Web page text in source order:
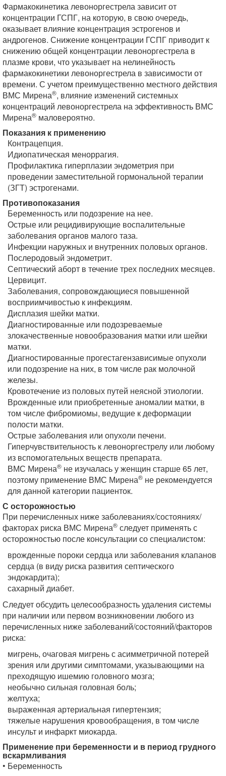
Фармакокинетика левоноргестрела зависит от
концентрации ГСПГ, на которую, в свою очередь,
оказывает влияние концентрация эстрогенов и
андрогенов. Снижение концентрации ГСПГ приводит к
снижению общей концентрации левоноргестрела в
плазме крови, что указывает на нелинейность
фармакокинетики левоноргестрела в зависимости от
времени. С учетом преимущественно местного действия
ВМС Мирена®, влияние изменений системных
концентраций левоноргестрела на эффективность ВМС
Мирена® маловероятно.
Показания к применению
Контрацепция.
Идиопатическая меноррагия.
Профилактика гиперплазии эндометрия при
проведении заместительной гормональной терапии
(ЗГТ) эстрогенами.
Противопоказания
Беременность или подозрение на нее.
Острые или рецидивирующие воспалительные
заболевания органов малого таза.
Инфекции наружных и внутренних половых органов.
Послеродовый эндометрит.
Септический аборт в течение трех последних месяцев.
Цервицит.
Заболевания, сопровождающиеся повышенной
восприимчивостью к инфекциям.
Дисплазия шейки матки.
Диагностированные или подозреваемые
злокачественные новообразования матки или шейки
матки.
Диагностированные прогестагензависимые опухоли
или подозрение на них, в том числе рак молочной
железы.
Кровотечение из половых путей неясной этиологии.
Врожденные или приобретенные аномалии матки, в
том числе фибромиомы, ведущие к деформации
полости матки.
Острые заболевания или опухоли печени.
Гиперчувствительность к левоноргестрелу или любому
из вспомогательных веществ препарата.
ВМС Мирена® не изучалась у женщин старше 65 лет,
поэтому применение ВМС Мирена® не рекомендуется
для данной категории пациенток.
С осторожностью
При перечисленных ниже заболеваниях/состояниях/
факторах риска ВМС Мирена® следует применять с
осторожностью после консультации со специалистом:
врожденные пороки сердца или заболевания клапанов
сердца (в виду риска развития септического
эндокардита);
сахарный диабет.
Следует обсудить целесообразность удаления системы
при наличии или первом возникновении любого из
перечисленных ниже заболеваний/состояний/факторов
риска:
мигрень, очаговая мигрень с асимметричной потерей
зрения или другими симптомами, указывающими на
преходящую ишемию головного мозга;
необычно сильная головная боль;
желтуха;
выраженная артериальная гипертензия;
тяжелые нарушения кровообращения, в том числе
инсульт и инфаркт миокарда.
Применение при беременности и в период грудного
вскармливания
• Беременность